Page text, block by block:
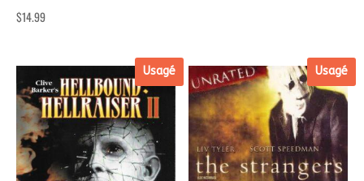
$14.99
Usagé Usagé